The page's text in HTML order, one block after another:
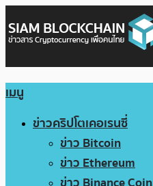
เมนู
ข่าวคริปโตเคอเรนซี่
ข่าว Bitcoin
ข่าว Ethereum